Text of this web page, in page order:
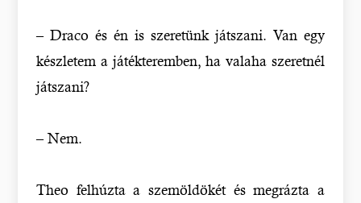
– Draco és én is szeretünk játszani. Van egy
készletem a játékteremben, ha valaha szeretnél
játszani?
– Nem.
Theo felhúzta a szemöldökét és megrázta a